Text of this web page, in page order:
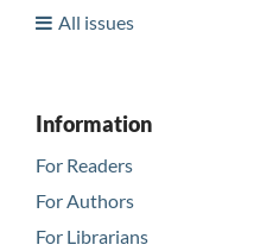
All issues
Information
For Readers
For Authors
For Librarians